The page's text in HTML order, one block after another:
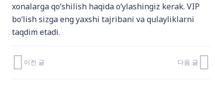
xonalarga qo‘shilish haqida o‘ylashingiz kerak. VIP
bo‘lish sizga eng yaxshi tajribani va qulayliklarni
taqdim etadi.
이전 글 다음 글